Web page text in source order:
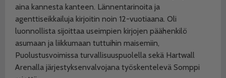
aina kannesta kanteen. Lännentarinoita ja
agenttiseikkailuja kirjoitin noin 12-vuotiaana. Oli
luonnollista sijoittaa useimpien kirjojen päähenkilö
asumaan ja liikkumaan tuttuihin maisemiin,
Puolustusvoimissa turvallisuuspuolella sekä Hartwall
Arenalla järjestyksenvalvojana työskentelevä Somppi